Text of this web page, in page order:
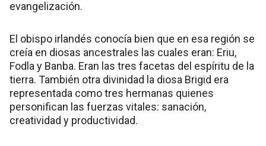
evangelización.
El obispo irlandés conocía bien que en esa región se
creía en diosas ancestrales las cuales eran: Eriu,
Fodla y Banba. Eran las tres facetas del espíritu de la
tierra. También otra divinidad la diosa Brigid era
representada como tres hermanas quienes
personifican las fuerzas vitales: sanación,
creatividad y productividad.